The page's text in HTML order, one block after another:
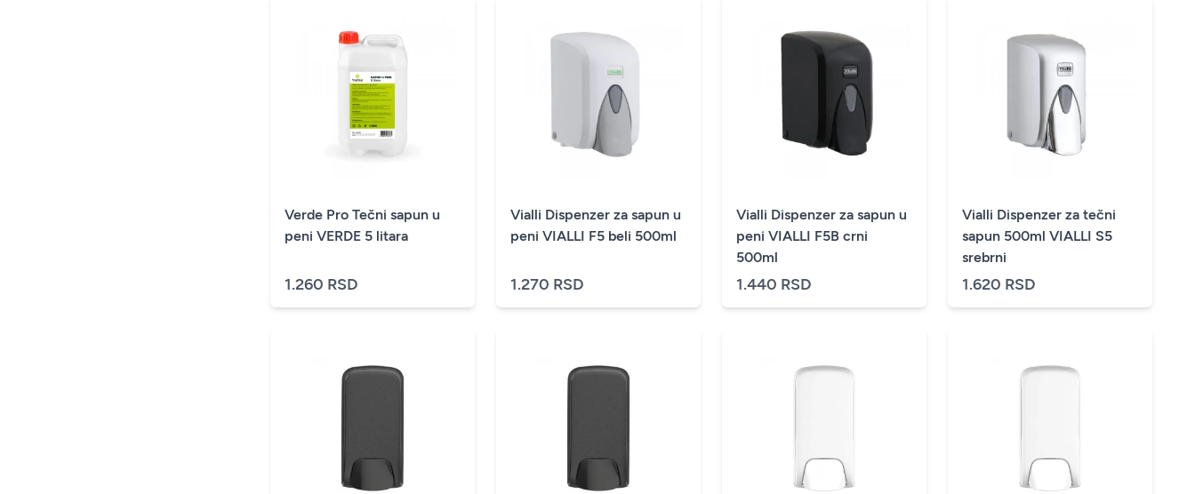
Verde Pro Tečni sapun u
peni VERDE 5 litara
1.260 RSD
Vialli Dispenzer za sapun u
peni VIALLI F5 beli 500ml
1.270 RSD
Vialli Dispenzer za sapun u
peni VIALLI F5B crni
500ml
1.440 RSD
Vialli Dispenzer za tečni
sapun 500ml VIALLI S5
srebrni
1.620 RSD